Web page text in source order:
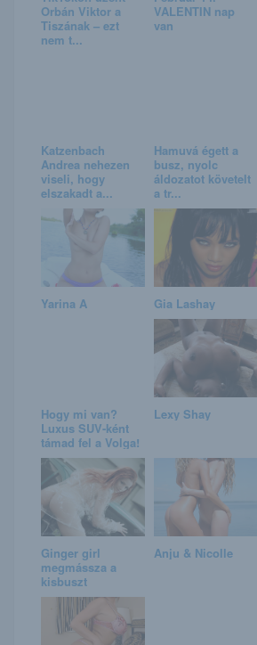
Orbán Viktor a
Tiszának – ezt
nem t...
VALENTIN nap
van
Katzenbach
Andrea nehezen
viseli, hogy
elszakadt a...
Hamuvá égett a
busz, nyolc
áldozatot követelt
a tr...
Yarina A Gia Lashay
Hogy mi van?
Luxus SUV-ként
támad fel a Volga!
Lexy Shay
Ginger girl
megmássza a
kisbuszt
Anju & Nicolle